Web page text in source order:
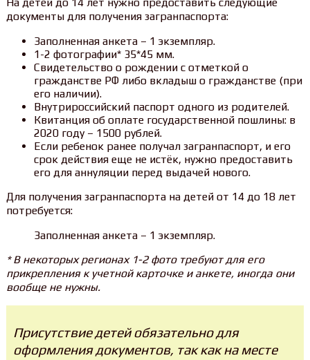
документы для получения загранпаспорта:
Заполненная анкета – 1 экземпляр.
1-2 фотографии* 35*45 мм.
Свидетельство о рождении с отметкой о
гражданстве РФ либо вкладыш о гражданстве (при
его наличии).
Внутрироссийский паспорт одного из родителей.
Квитанция об оплате государственной пошлины: в
2020 году – 1500 рублей.
Если ребенок ранее получал загранпаспорт, и его
срок действия еще не истёк, нужно предоставить
его для аннуляции перед выдачей нового.
Для получения загранпаспорта на детей от 14 до 18 лет
потребуется:
Заполненная анкета – 1 экземпляр.
* В некоторых регионах 1-2 фото требуют для его
прикрепления к учетной карточке и анкете, иногда они
вообще не нужны.
Присутствие детей обязательно для
оформления документов, так как на месте